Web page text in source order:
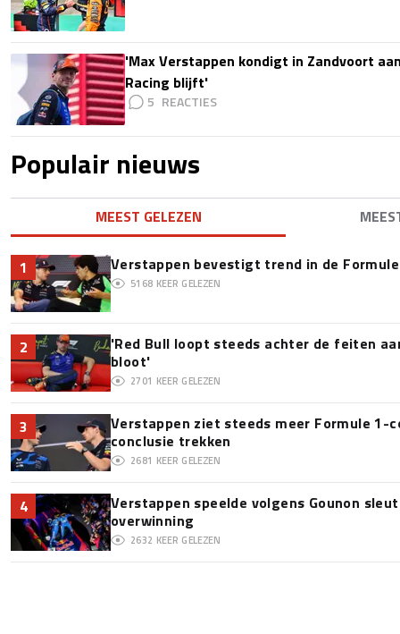
'Max Verstappen kondigt in Zandvoort
Racing blijft'
5
Populair nieuws
MEEST GELEZEN
1 Verstappen bevestigt trend in de
5168 KEER GELEZEN
2
'Red Bull loopt steeds achter de feiten
bloot'
2701 KEER GELEZEN
3
Verstappen ziet steeds meer Formule 1-
conclusie trekken
2681 KEER GELEZEN
4
Verstappen speelde volgens Gounon
overwinning
2632 KEER GELEZEN